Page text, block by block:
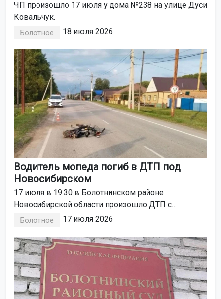
ЧП произошло 17 июля у дома №238 на улице Дуси
Ковальчук.
Болотное 18 июля 2026
Водитель мопеда погиб в ДТП под
Новосибирском
17 июля в 19:30 в Болотнинском районе
Новосибирской области произошло ДТП с
погибшим. Водитель мопеда не справился с
Болотное 17 июля 2026